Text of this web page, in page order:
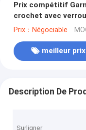
Prix compétitif
crochet avec
Prix：Négociable
meilleur prix
Description De
Surligner